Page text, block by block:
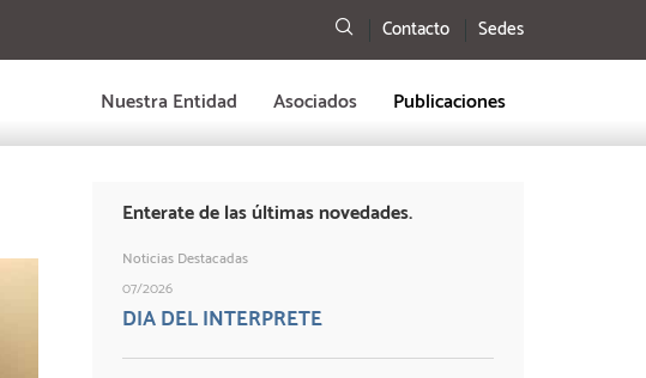
BuscarContacto Sedes
Nuestra Entidad Asociados Publicaciones
Enterate de las últimas novedades.
Noticias Destacadas
07/2026
DIA DEL INTERPRETE